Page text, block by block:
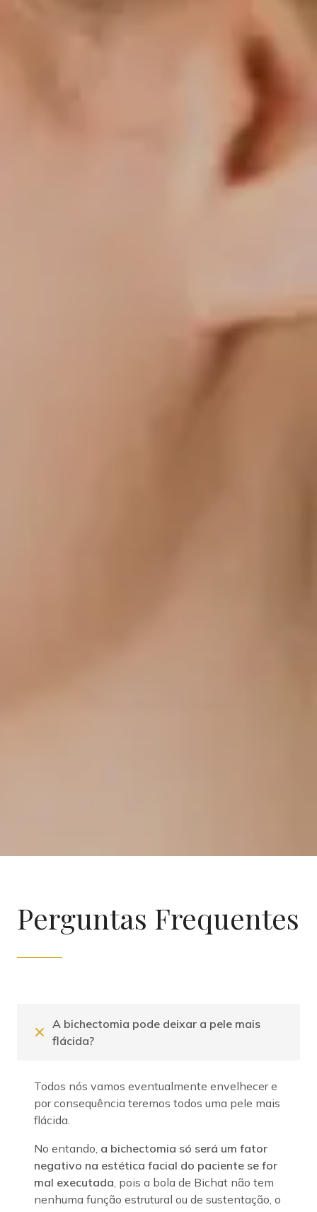
Perguntas Frequentes
A bichectomia pode deixar a pele mais
flácida?
Todos nós vamos eventualmente envelhecer e
por consequência teremos todos uma pele mais
flácida.
No entando, a bichectomia só será um fator
negativo na estética facial do paciente se for
mal executada , pois a bola de Bichat não tem
nenhuma função estrutural ou de sustentação, o